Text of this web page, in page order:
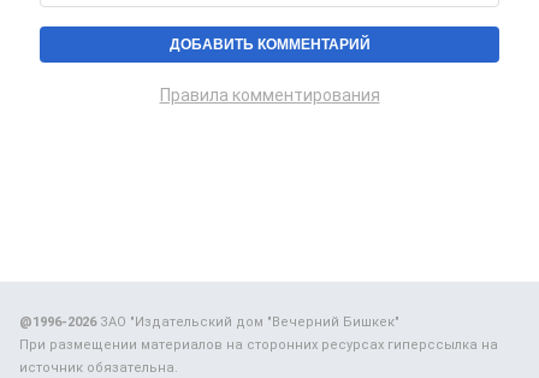
Правила комментирования
@1996-2026ЗАО "Издательский дом "Вечерний Бишкек"
При размещении материалов на сторонних ресурсах гиперссылка на
источник обязательна.